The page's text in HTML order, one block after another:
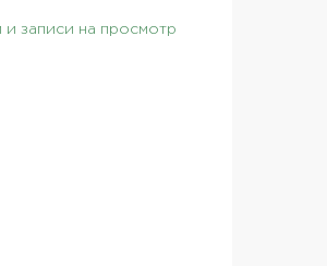
записи на просмотр